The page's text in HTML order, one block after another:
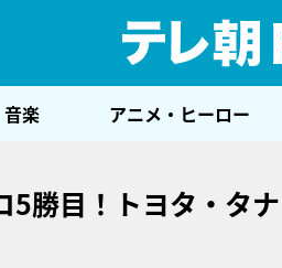
音楽 アニメ・ヒーロー
勝目！トヨタ・タ